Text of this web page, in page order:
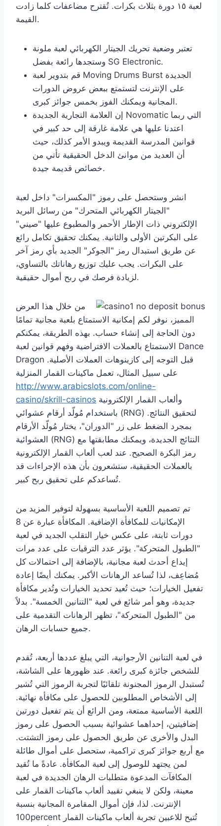
لعبة ١٥ دورة بثلاث بكرات. تُقترح مضاعفات كلما زادت
القيمة.
تعتبر وضعية تحريك الجيتار الكهربائي لعبة ملونة
وستجدها رائعة بفضل SG Electronic.
قم بتدوير لعبة Moving Drums Burst الجديدة
على الإنترنت لتستمتع ببعض عروض الدورات
المجانية ويمكنك الفوز بخمس جوائز كبرى.
إن العلامة التجارية الجديدة Novomatic التي ربما
اعتدنا عليها هي علامة غارقة إلى حد كبير في
قوانين المدرسة القديمة ويبدو الأمر كذلك، حيث
أن العديد من موانئ الدخل الحقيقية تأتي من
خصائص قديمة جيدة.
انشر وستحصل على رموز "المكسرات" داخل لعبة
"الجيتار الكهربائي المتحرك" من رسائل البريد
الإلكتروني ذات الإطار الأحمر والمطبوع عليها "صيني"
على البكرتين الأولى والثانية. يمكنك تحقيق تكامل رائع
عن طريق استبدال رمز "الجوكر" الجديد بأي رمز آخر
على البكرات. يجب عليك توزيع رهاناتك بالتساوي،
لزيادة فرصك في ربح أموال حقيقية.
من خلال هذا العرض
المميز، نوفر لكم إمكانية الاستمتاع بلعبة مجانية تمامًا
دون الحاجة إلى إنشاء حساب. بهذه الطريقة، يمكنكم
الاستمتاع بالعملات الافتراضية وفهم قوانين لعبة Dance
Dragon قبل التوجه إلى كازينوهات العملات الأصلية.
على سبيل المثال، تعمل ماكينات القمار المنزلية
http://www.arabicslots.com/online-
casino/skrill-casinos
باستخدام مُولّد أرقام عشوائي (RNG) لتحقيق النتائج.
بمجرد الضغط على زر "الدوران"، يختار مُولّد الأرقام
العشوائية (RNG) النتائج الجديدة، ويمكنك مطابقتها مع
رمز البكرة الصحيح. عند لعب ألعاب القمار الإلكترونية
بالعملات الحقيقية، ستشعرون بأن هذه الإجراءات قد
تُساعدكم على تحقيق ربح كبير.
تم تصميم اللعبة الأساسية بسهولة لتوفير المزيد من
الإمكانيات للمكافأة الإضافية. المكافأة عبارة عن 8
دورات ثابتة، على عكس خيار التقلب الجديد في لعبة
"الطبول المتحركة". يؤثر عدد الترقيات على عدد مرات
إيداع أحدث لعبة مجانية، بالإضافة إلى احتمالات كل
مُضاعِف، لذا تُساعد الرهانات الأكبر. يمكنك أيضًا إعادة
تفعيل الخيارات؛ حيث تُعيد تحديد الخيارات وتُدير مكافأة
جديدة، وهو أمر شائع في لعبة "التنانين الخمسة". بدلاً
من "الطبول المتحركة"، تظهر الرهانات التقدمية على
جميع حسابات الرهان.
في لعبة التنانين الأرجوانية، التي يبلغ عددها أربعة، تُقدم
للشخص جائزة كبرى رائعة. عند ظهورها على الشاشة،
تُستبدل الرموز المجنونة تلقائيًا لتجربة الرموز التي تُشير
إلى الأشخاص المطلوبين للحصول على مكافأة نهائية.
اللعبة الأساسية ممتعة، ومن الرائع أن يتم تفعيل دورتين
إضافيتين، إحداهما عشوائية بسبب الحصول على رموز
البدل والأخرى عن طريق الحصول على رموز التشتت.
مع أربع جوائز كبرى تراكمية، ستحصل على أموال طائلة
لمن يجتهد للوصول إلى لعبة المكافأة. عادةً ما تُقيد
المكافآت المدعوة متطلبات الرهان الجديدة في لعبة
معينة، ولكن لا ينبغي تقييد ألعاب ماكينات القمار على
الإنترنت. لذا، فإن أموال المقامرة المجانية بنسبة
100percent تُتيح للاعبين تجربة ألعاب ماكينات القمار